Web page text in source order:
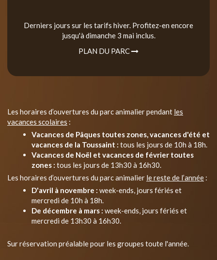
Derniers jours sur les tarifs hiver. Profitez-en encore
jusqu'à dimanche 3 mai inclus.
PLAN DU PARC
Les horaires d’ouvertures du parc animalier pendant les
vacances scolaires :
Vacances de Pâques toutes zones, vacances d'été et
vacances de la Toussaint : tous les jours de 10h à 18h.
Vacances de Noël et vacances de février toutes
zones : tous les jours de 13h30 à 16h30.
Les horaires d’ouvertures du parc animalier le reste de l’année :
D'avril à novembre : week-ends, jours fériés et
mercredi de 10h à 18h.
De décembre à mars : week-ends, jours fériés et
mercredi de 13h30 à 16h30.
Sur réservation préalable pour les groupes toute l'année.